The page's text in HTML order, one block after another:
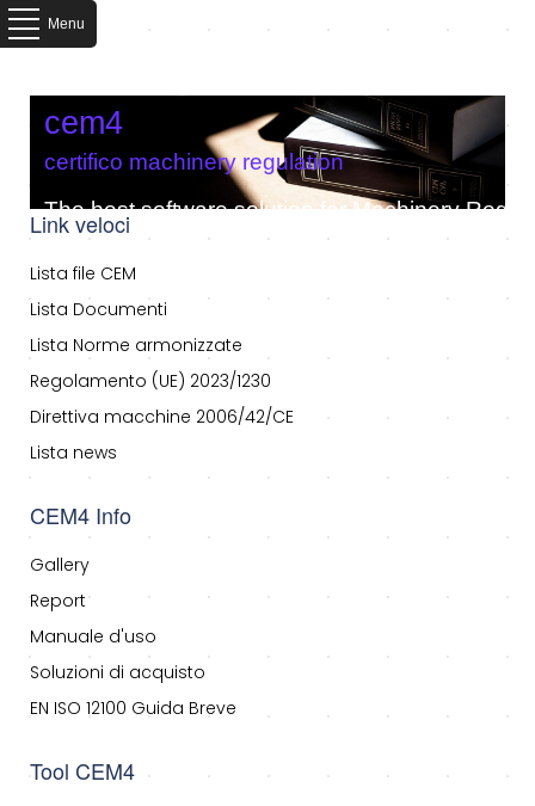
Menu
cem4
certifico machinery regulation
The best software solution for Machinery
Link veloci
Lista file CEM
Lista Documenti
Lista Norme armonizzate
Regolamento (UE) 2023/1230
Direttiva macchine 2006/42/CE
Lista news
CEM4 Info
Gallery
Report
Manuale d'uso
Soluzioni di acquisto
EN ISO 12100 Guida Breve
Tool CEM4